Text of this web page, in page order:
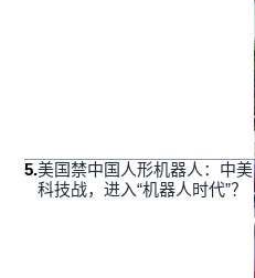
5.美国禁中国人形机器人：中美
科技战，进入“机器人时代”？